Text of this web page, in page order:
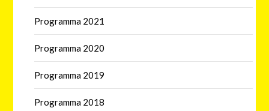
Programma 2021
Programma 2020
Programma 2019
Programma 2018